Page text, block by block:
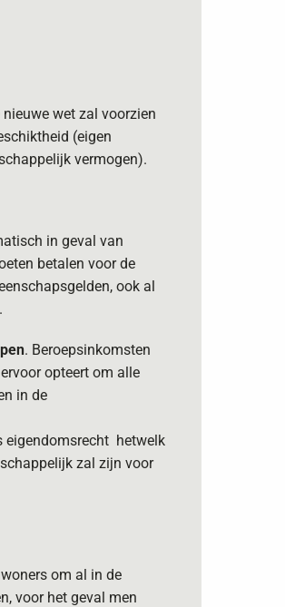
wet zal voorzien
(eigen
vermogen).
in geval van
betalen voor de
ook al
. Beroepsinkomsten
opteert om alle
in de
eigendomsrecht hetwelk
zal zijn voor
om al in de
voor het geval men